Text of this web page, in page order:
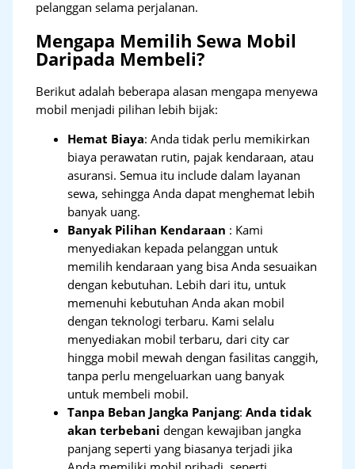
pelanggan selama perjalanan.
Mengapa Memilih Sewa Mobil
Daripada Membeli?
Berikut adalah beberapa alasan mengapa menyewa
mobil menjadi pilihan lebih bijak:
Hemat Biaya: Anda tidak perlu memikirkan
biaya perawatan rutin, pajak kendaraan, atau
asuransi. Semua itu include dalam layanan
sewa, sehingga Anda dapat menghemat lebih
banyak uang.
Banyak Pilihan Kendaraan : Kami
menyediakan kepada pelanggan untuk
memilih kendaraan yang bisa Anda sesuaikan
dengan kebutuhan. Lebih dari itu, untuk
memenuhi kebutuhan Anda akan mobil
dengan teknologi terbaru. Kami selalu
menyediakan mobil terbaru, dari city car
hingga mobil mewah dengan fasilitas canggih,
tanpa perlu mengeluarkan uang banyak
untuk membeli mobil.
Tanpa Beban Jangka Panjang:Anda tidak
akan terbebani dengan kewajiban jangka
panjang seperti yang biasanya terjadi jika